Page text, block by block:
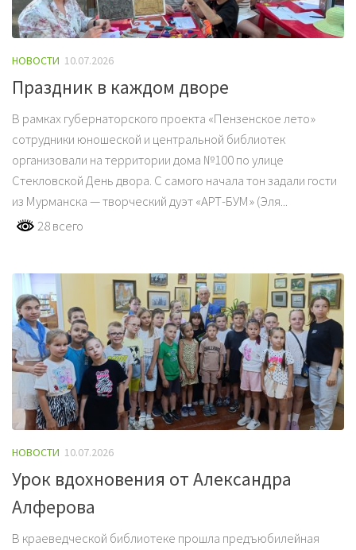
НОВОСТИ 10.07.2026
Праздник в каждом дворе
В рамках губернаторского проекта «Пензенское лето»
сотрудники юношеской и центральной библиотек
организовали на территории дома №100 по улице
Стекловской День двора. С самого начала тон задали гости
из Мурманска — творческий дуэт «АРТ-БУМ» (Эля...
28 всего
НОВОСТИ 10.07.2026
Урок вдохновения от Александра
Алферова
В краеведческой библиотеке прошла предъюбилейная